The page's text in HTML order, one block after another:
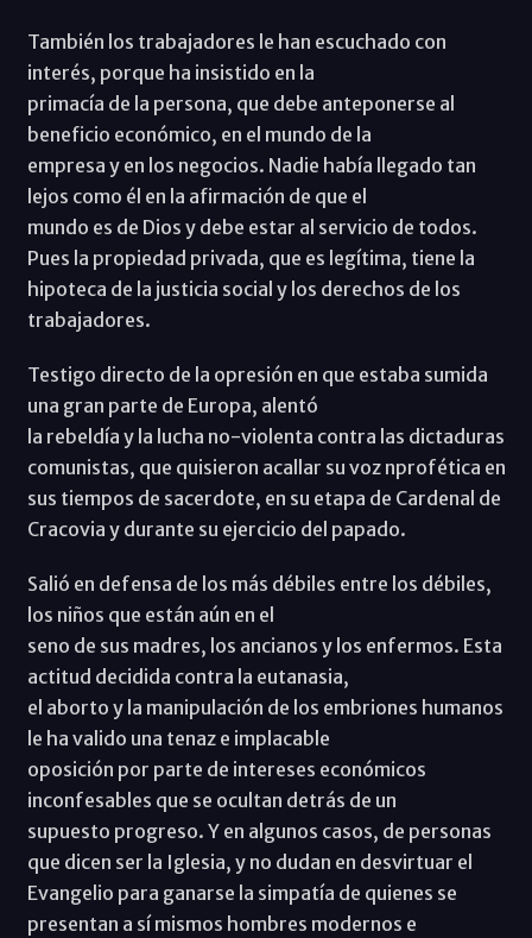
También los trabajadores le han escuchado con
interés, porque ha insistido en la
primacía de la persona, que debe anteponerse al
beneficio económico, en el mundo de la
empresa y en los negocios. Nadie había llegado tan
lejos como él en la afirmación de que el
mundo es de Dios y debe estar al servicio de todos.
Pues la propiedad privada, que es legítima, tiene la
hipoteca de la justicia social y los derechos de los
trabajadores.
Testigo directo de la opresión en que estaba sumida
una gran parte de Europa, alentó
la rebeldía y la lucha no-violenta contra las dictaduras
comunistas, que quisieron acallar su voz nprofética en
sus tiempos de sacerdote, en su etapa de Cardenal de
Cracovia y durante su ejercicio del papado.
Salió en defensa de los más débiles entre los débiles,
los niños que están aún en el
seno de sus madres, los ancianos y los enfermos. Esta
actitud decidida contra la eutanasia,
el aborto y la manipulación de los embriones humanos
le ha valido una tenaz e implacable
oposición por parte de intereses económicos
inconfesables que se ocultan detrás de un
supuesto progreso. Y en algunos casos, de personas
que dicen ser la Iglesia, y no dudan en desvirtuar el
Evangelio para ganarse la simpatía de quienes se
presentan a sí mismos hombres modernos e